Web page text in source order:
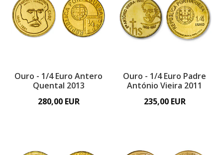
Ouro - 1/4 Euro Antero
Quental 2013
280,00 EUR
Ouro - 1/4 Euro Padre
António Vieira 2011
235,00 EUR